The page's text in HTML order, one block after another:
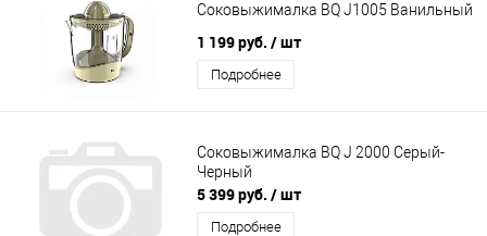
Соковыжималка BQ J1005 Ванильный
1 199 руб. / шт
Подробнее
Соковыжималка BQ J 2000 Серый-
Черный
5 399 руб. / шт
Подробнее